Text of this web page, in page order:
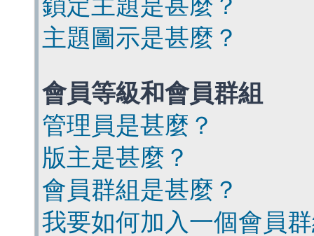
鎖定主題是甚麼？
主題圖示是甚麼？
會員等級和會員群組
管理員是甚麼？
版主是甚麼？
會員群組是甚麼？
我要如何加入一個會員